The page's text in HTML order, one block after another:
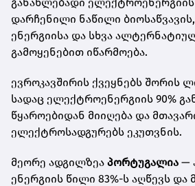
დარჩენილი ნაწილი
ენერგიისა და სხვა
გამოყენებით იწარმოება.
ევროკავშირის ქვეყნებს შორის
სადაც ელექტროენერგიის 90%
წყაროებიდან მიიღება და
ელექტროსადგურებს ეკუთვნის.
მეორე ადგილზეა პორტუგალია —
ენერგიის წილი 83%-ს აღწევს და